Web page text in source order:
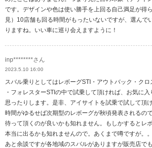
です。デザインや色は使い勝手を上回る自己満足が得
見）10店舗も回る時間がもったいないですが、選んで
りますね。いい車に巡り会えますように！
inp********さん
2023.5.10 16:00
スバル乗りとしてはレボーグSTI・アウトバック・クロ
・フォレスターSTIの中で試乗して頂ければ、お気に入
思ったりします。是非、アイサイトを試乗で試して頂
時間がゆるせば次期型のレボーグが秋頃発表されるの
待って頂くのが良いかも知れません。もしかするとレ
本当に出るかも知れませんので。あくまで噂ですが。。
あと余談ですが各地域のスバルがありますが販売店で